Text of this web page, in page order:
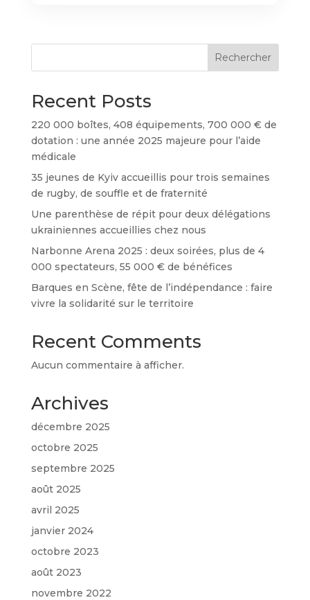
à
Rechercher
Recent Posts
220 000 boîtes, 408 équipements, 700 000 € de
dotation : une année 2025 majeure pour l’aide
médicale
35 jeunes de Kyiv accueillis pour trois semaines
de rugby, de souffle et de fraternité
Une parenthèse de répit pour deux délégations
ukrainiennes accueillies chez nous
Narbonne Arena 2025 : deux soirées, plus de 4
000 spectateurs, 55 000 € de bénéfices
Barques en Scène, fête de l’indépendance : faire
vivre la solidarité sur le territoire
Recent Comments
Aucun commentaire à afficher.
Archives
décembre 2025
octobre 2025
septembre 2025
août 2025
avril 2025
janvier 2024
octobre 2023
août 2023
novembre 2022